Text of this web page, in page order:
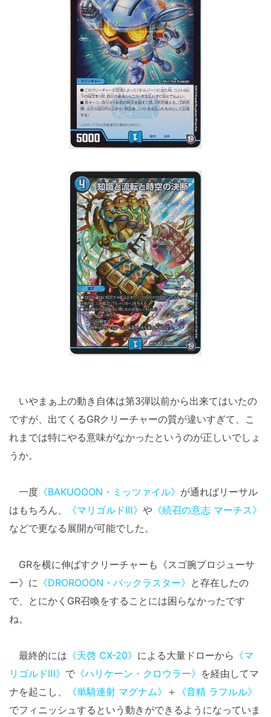
いやまぁ上の動き自体は第3弾以前から出来てはいたの
ですが、出てくるGRクリーチャーの質が違いすぎて、こ
れまでは特にやる意味がなかったというのが正しいでしょ
うか。
一度 《BAKUOOON・ミッツァイル》 が通ればリーサル
はもちろん、
《マリゴルドⅢ》 や 《続召の意志 マーチス》
などで更なる展開が可能でした。
GRを横に伸ばすクリーチャーも《スゴ腕プロジューサ
ー》に 《DROROOON・バックラスター》 と存在したの
で、とにかくGR召喚をすることには困らなかったです
ね。
最終的には 《天啓 CX-20》 による大量ドローから 《マ
リゴルドⅢ》 で 《ハリケーン・クロウラー》 を経由してマ
ナを起こし、
《単騎連射 マグナム》 ＋ 《音精 ラフルル》
でフィニッシュするという動きができるようになっていま